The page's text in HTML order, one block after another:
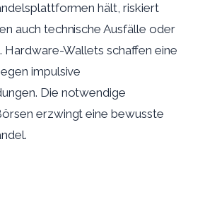
hält, riskiert
auch technische Ausfälle oder
Hardware-Wallets schaffen eine
impulsive
Die notwendige
erzwingt eine bewusste